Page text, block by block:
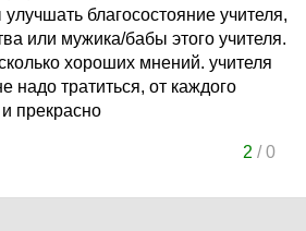
благосостояние учителя,
или мужика/бабы этого учителя.
хороших мнений. учителя
надо тратиться, от каждого
прекрасно
2 /0